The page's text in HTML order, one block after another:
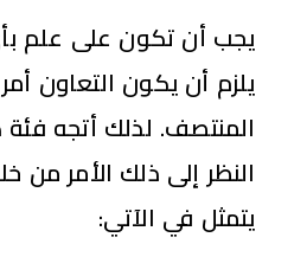
يجب أن تكون على علم
يلزم أن يكون التعاون
المنتصف. لذلك أتجه
النظر إلى ذلك الأمر من
يتمثل في الآتي: